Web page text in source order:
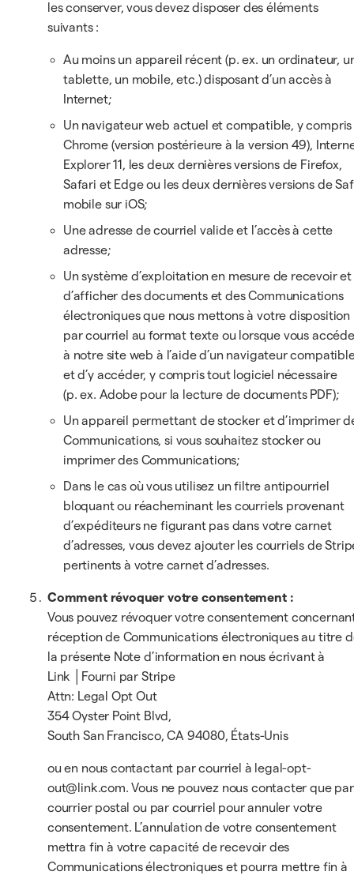
les conserver, vous devez disposer des éléments
suivants :
Au moins un appareil récent (p. ex. un ordinateur,
tablette, un mobile, etc.) disposant d’un accès à
Internet;
Un navigateur web actuel et compatible, y compris
Chrome (version postérieure à la version 49),
Explorer 11, les deux dernières versions de Firefox,
Safari et Edge ou les deux dernières versions de
mobile sur iOS;
Une adresse de courriel valide et l’accès à cette
adresse;
Un système d’exploitation en mesure de recevoir et
d’afficher des documents et des Communications
électroniques que nous mettons à votre disposition
par courriel au format texte ou lorsque vous
à notre site web à l’aide d’un navigateur
et d’y accéder, y compris tout logiciel nécessaire
(p. ex. Adobe pour la lecture de documents PDF);
Un appareil permettant de stocker et d’imprimer
Communications, si vous souhaitez stocker ou
imprimer des Communications;
Dans le cas où vous utilisez un filtre antipourriel
bloquant ou réacheminant les courriels provenant
d’expéditeurs ne figurant pas dans votre carnet
d’adresses, vous devez ajouter les courriels de
pertinents à votre carnet d’adresses.
Comment révoquer votre consentement :
Vous pouvez révoquer votre consentement
réception de Communications électroniques au titre
la présente Note d’information en nous écrivant à
Link │Fourni par Stripe
Attn: Legal Opt Out
354 Oyster Point Blvd,
South San Francisco, CA 94080, États-Unis
ou en nous contactant par courriel à legal-opt-
out@link.com. Vous ne pouvez nous contacter que par
courrier postal ou par courriel pour annuler votre
consentement. L’annulation de votre consentement
mettra fin à votre capacité de recevoir des
Communications électroniques et pourra mettre fin à